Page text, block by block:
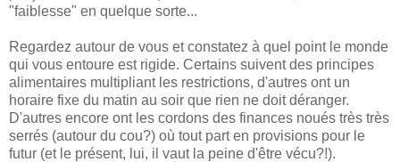
"faiblesse" en quelque sorte...
Regardez autour de vous et constatez à quel point le monde
qui vous entoure est rigide. Certains suivent des principes
alimentaires multipliant les restrictions, d'autres ont un
horaire fixe du matin au soir que rien ne doit déranger.
D'autres encore ont les cordons des finances noués très très
serrés (autour du cou?) où tout part en provisions pour le
futur (et le présent, lui, il vaut la peine d'être vécu?!).